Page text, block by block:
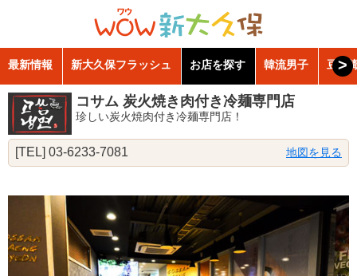
最新情報 新大久保フラッシュ お店を探す 韓流男子 豆知
>
コサム 炭火焼き肉付き冷麺専門店
珍しい炭火焼肉付き冷麺専門店！
[TEL] 03-6233-7081 地図を見る